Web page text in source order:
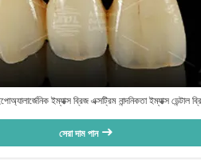
ইম্যাক্স ব্রিজ এক্সট্রিম নান্দনিকতা ইম্যাক্স ডেন্টাল
সেরা দাম পান